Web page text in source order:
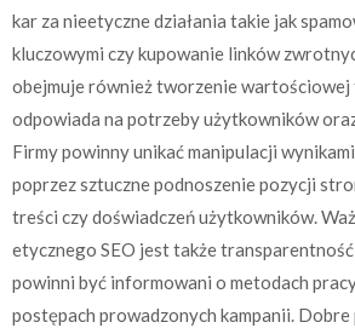
kar za nieetyczne działania takie jak
kluczowymi czy kupowanie linków
obejmuje również tworzenie
odpowiada na potrzeby użytkowników
Firmy powinny unikać manipulacji
poprzez sztuczne podnoszenie pozycji
treści czy doświadczeń użytkowników.
etycznego SEO jest także transparentność
powinni być informowani o metodach
postępach prowadzonych kampanii.